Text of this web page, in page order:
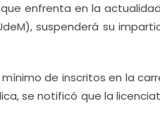
enfrenta en la
suspenderá su
de inscritos en la
se notificó que la